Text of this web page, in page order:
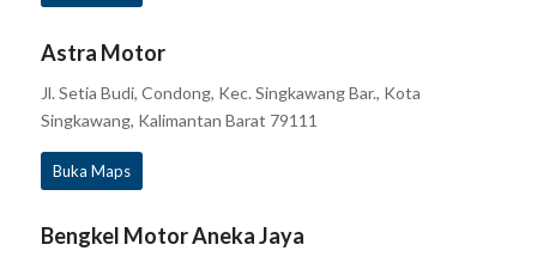
Astra Motor
Jl. Setia Budi, Condong, Kec. Singkawang Bar., Kota
Singkawang, Kalimantan Barat 79111
Buka Maps
Bengkel Motor Aneka Jaya